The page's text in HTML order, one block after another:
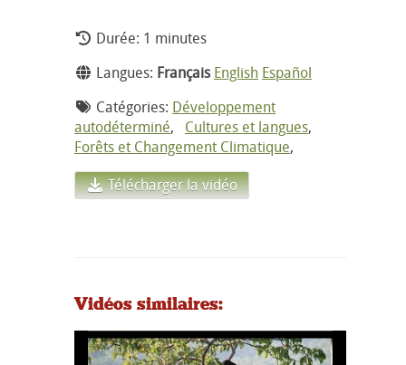
Durée: 1 minutes
Langues: Français English Español
Catégories: Développement
autodéterminé, Cultures et langues,
Forêts et Changement Climatique,
Télécharger la vidéo
Vidéos similaires: